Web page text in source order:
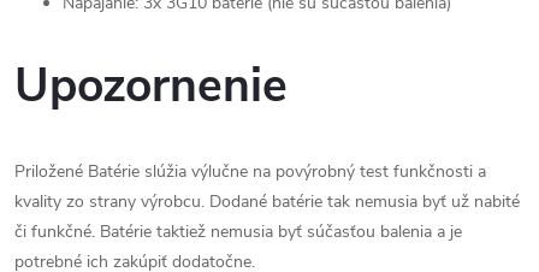
Upozornenie
Priložené Batérie slúžia výlučne na povýrobný test funkčnosti a
kvality zo strany výrobcu. Dodané batérie tak nemusia byť už nabité
či funkčné. Batérie taktiež nemusia byť súčasťou balenia a je
potrebné ich zakúpiť dodatočne.